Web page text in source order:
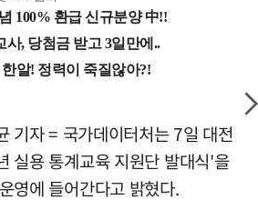
기자 = 국가데이터처는 7일 대전
실용 통계교육 지원단 발대식'을
영에 들어간다고 밝혔다.